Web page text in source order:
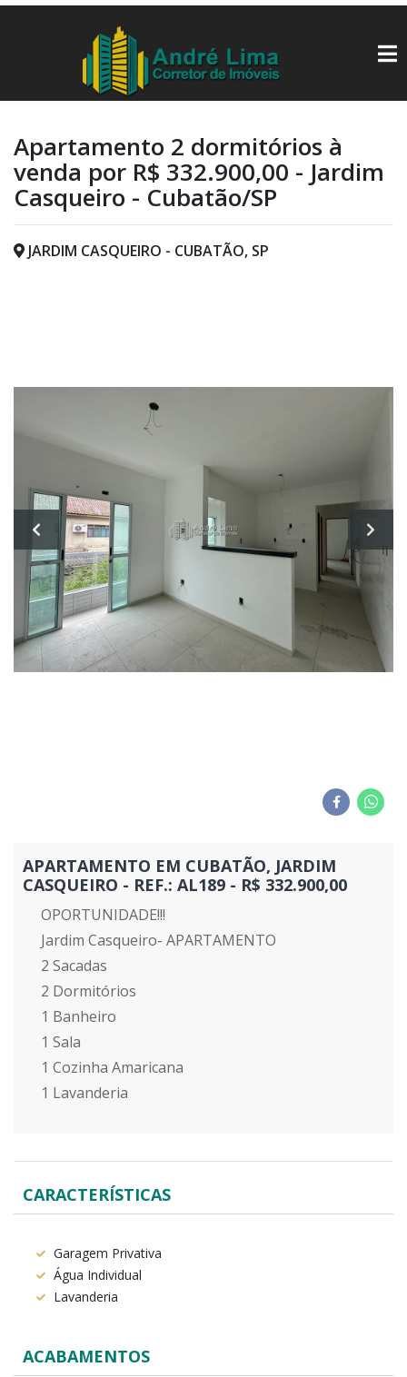
Apartamento 2 dormitórios à
venda por R$ 332.900,00 - Jardim
Casqueiro - Cubatão/SP
JARDIM CASQUEIRO - CUBATÃO, SP
APARTAMENTO EM CUBATÃO, JARDIM
CASQUEIRO - REF.: AL189 - R$ 332.900,00
OPORTUNIDADE!!!
Jardim Casqueiro- APARTAMENTO
2 Sacadas
2 Dormitórios
1 Banheiro
1 Sala
1 Cozinha Amaricana
1 Lavanderia
CARACTERÍSTICAS
Garagem Privativa
Água Individual
Lavanderia
ACABAMENTOS